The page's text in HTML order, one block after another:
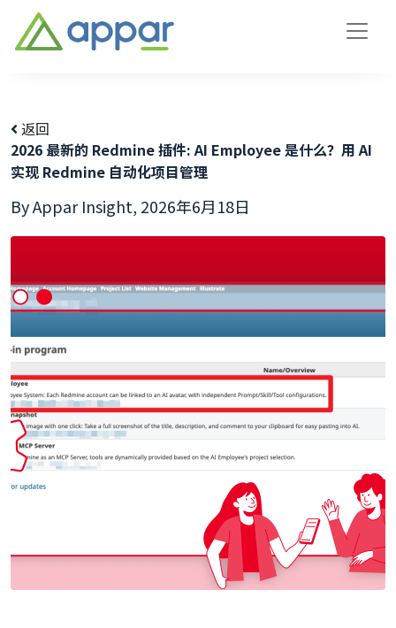
返回
2026 最新的 Redmine 插件: AI Employee 是什么？用 AI
实现 Redmine 自动化项目管理
By Appar Insight, 2026年6月18日